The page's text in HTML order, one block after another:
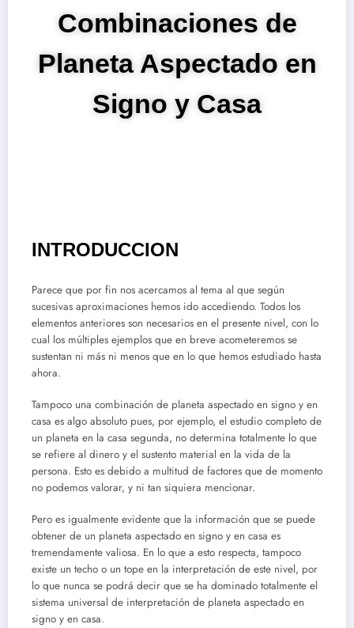
Combinaciones de
Planeta Aspectado en
Signo y Casa
INTRODUCCION
Parece que por fin nos acercamos al tema al que según
sucesivas aproximaciones hemos ido accediendo. Todos los
elementos anteriores son necesarios en el presente nivel, con lo
cual los múltiples ejemplos que en breve acometeremos se
sustentan ni más ni menos que en lo que hemos estudiado hasta
ahora.
Tampoco una combinación de planeta aspectado en signo y en
casa es algo absoluto pues, por ejemplo, el estudio completo de
un planeta en la casa segunda, no determina totalmente lo que
se refiere al dinero y el sustento material en la vida de la
persona. Esto es debido a multitud de factores que de momento
no podemos valorar, y ni tan siquiera mencionar.
Pero es igualmente evidente que la información que se puede
obtener de un planeta aspectado en signo y en casa es
tremendamente valiosa. En lo que a esto respecta, tampoco
existe un techo o un tope en la interpretación de este nivel, por
lo que nunca se podrá decir que se ha dominado totalmente el
sistema universal de interpretación de planeta aspectado en
signo y en casa.